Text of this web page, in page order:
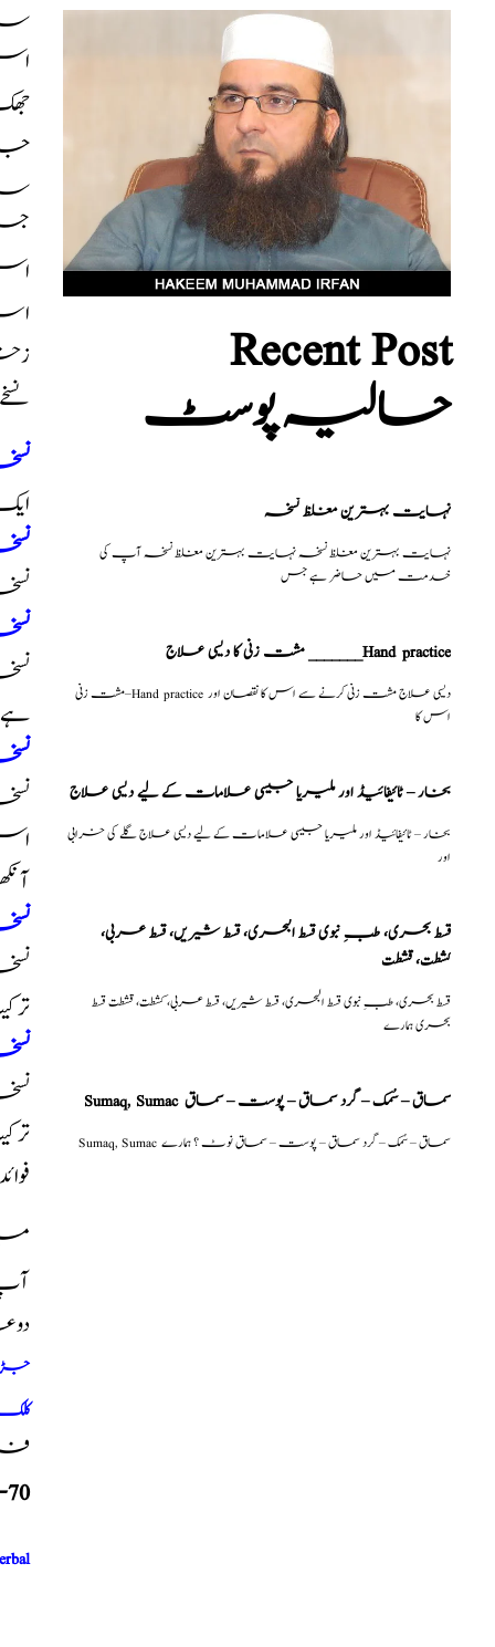
نسخہ
نسخہ
نسخہ
نسخہ
نسخہ
آپ
جڑی
Recent Post
حالیہ پوسٹ
نہایت بہترین مغلظ نسخہ
نہایت بہترین مغلظ نسخہ نہایت بہترین مغلظ نسخہ آپ کی
خدمت میں حاضر ہے جس
مشت زنی کا دیسی علاج _______Hand practice
مشت زنی–Hand practice دیسی علاج مشت زنی کرنے سے اس کا نقصان اور
اس کا
بخار – ٹائیفائیڈ اور ملیریا جیسی علامات کے لیے دیسی علاج
بخار – ٹائیفائیڈ اور ملیریا جیسی علامات کے لیے دیسی علاج گلے کی خرابی
اور
قسط بحری، طبِ نبوی قسط البحری، قسط شیریں، قسط عربی،
كشطت، قشطت
بحری ہمارے
Sumaq, Sumac سماق – سُمک – گرد سماق – پوست – سماق
Sumaq, Sumac سماق – سُمک – گرد سماق – پوست – سماق نوٹ ؟ ہمارے